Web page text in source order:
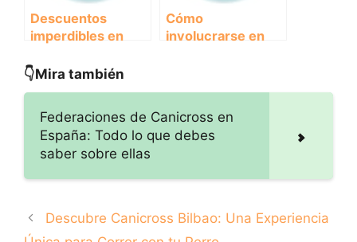
Descuentos
imperdibles en
equipamiento para
Cómo
involucrarse en
👇Mira también
Federaciones de Canicross en
España: Todo lo que debes
saber sobre ellas
Descubre Canicross Bilbao: Una Experiencia